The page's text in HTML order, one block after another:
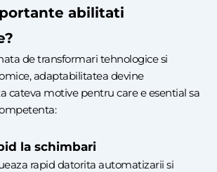
abilitati
de transformari tehnologice si
adaptabilitatea devine
cateva motive pentru care e esential sa
la schimbari
rapid datorita automatizarii si